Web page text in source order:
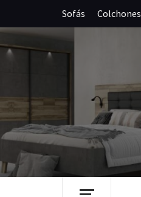
contenido
Sofás Colchones